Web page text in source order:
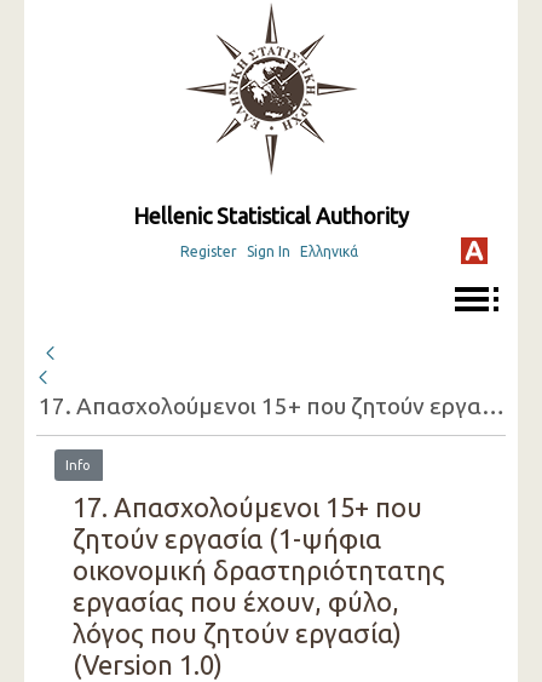
Hellenic Statistical Authority
Register Sign In Ελληνικά
17. Απασχολούμενοι 15+ που ζητούν εργασία (1-ψήφια οικονομική δραστηριότητατης εργασίας που έχουν, φύλο, λόγος που ζητούν εργασία)
Info
17. Απασχολούμενοι 15+ που
ζητούν εργασία (1-ψήφια
οικονομική δραστηριότητατης
εργασίας που έχουν, φύλο,
λόγος που ζητούν εργασία)
(Version 1.0)